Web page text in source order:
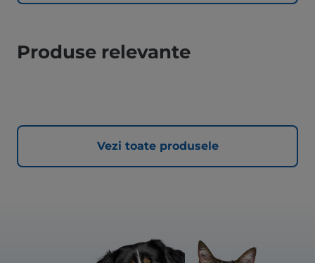
Produse relevante
Vezi toate produsele